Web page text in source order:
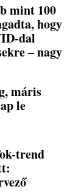
mint 100
hogy
dal
– nagy
máris
le
trend